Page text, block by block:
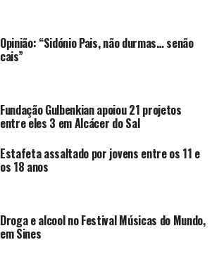
Opinião: “Sidónio Pais, não durmas… senão
cais”
Fundação Gulbenkian apoiou 21 projetos
entre eles 3 em Alcácer do Sal
Estafeta assaltado por jovens entre os 11 e
os 18 anos
Droga e alcool no Festival Músicas do Mundo,
em Sines